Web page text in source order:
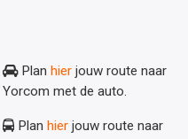
Plan hier jouw route naar
Yorcom met de auto.
Plan hier jouw route naar